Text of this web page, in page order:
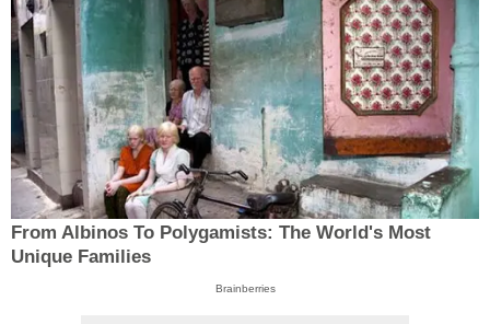
From Albinos To Polygamists: The World's Most
Unique Families
Brainberries